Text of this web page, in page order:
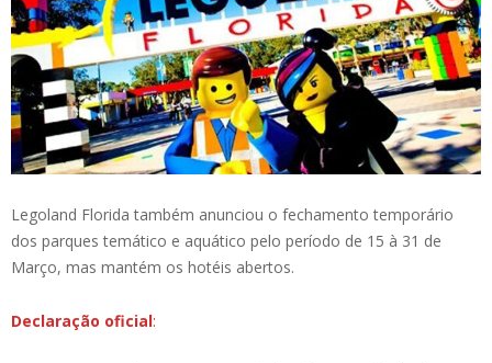
Legoland Florida também anunciou o fechamento temporário
dos parques temático e aquático pelo período de 15 à 31 de
Março, mas mantém os hotéis abertos.
Declaração oficial: